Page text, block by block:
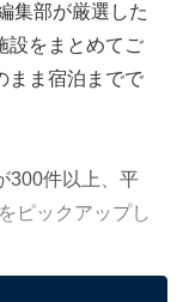
集部が厳選した
設をまとめてご
まま宿泊までで
300件以上、平
ピックアップし